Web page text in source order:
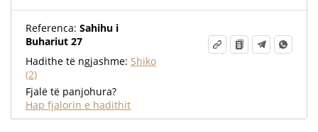
Referenca: Sahihu i
Buhariut 27
Hadithe të ngjashme: Shiko
(2)
Fjalë të panjohura?
Hap fjalorin e hadithit